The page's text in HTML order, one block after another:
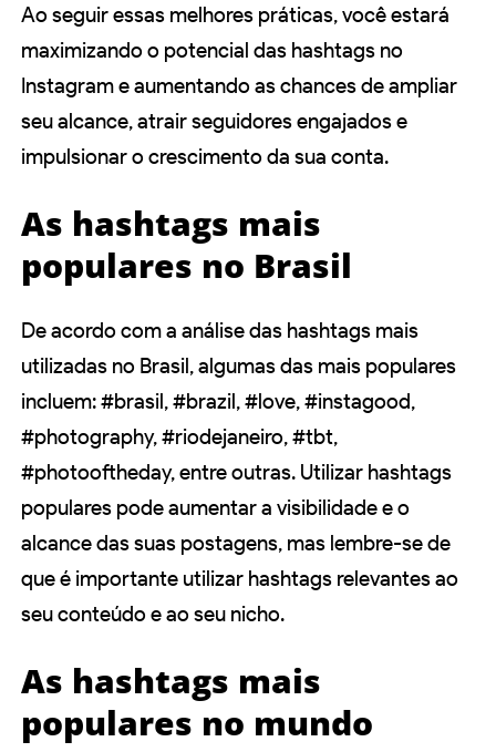
Ao seguir essas melhores práticas, você estará
maximizando o potencial das hashtags no
Instagram e aumentando as chances de ampliar
seu alcance, atrair seguidores engajados e
impulsionar o crescimento da sua conta.
As hashtags mais
populares no Brasil
De acordo com a análise das hashtags mais
utilizadas no Brasil, algumas das mais populares
incluem: #brasil, #brazil, #love, #instagood,
#photography, #riodejaneiro, #tbt,
#photooftheday, entre outras. Utilizar hashtags
populares pode aumentar a visibilidade e o
alcance das suas postagens, mas lembre-se de
que é importante utilizar hashtags relevantes ao
seu conteúdo e ao seu nicho.
As hashtags mais
populares no mundo